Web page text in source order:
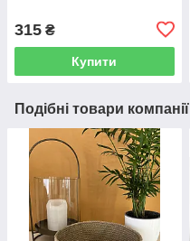
315 ₴
Купити
Подібні товари компанії